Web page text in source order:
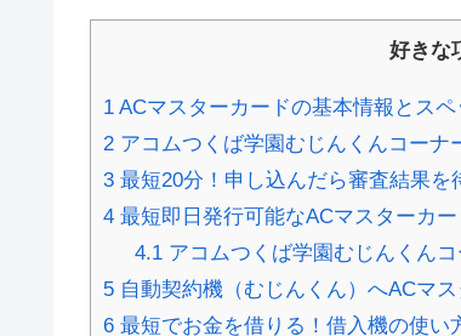
好きな
1 ACマスターカードの基本情報とスペ
2 アコムつくば学園むじんくんコーナ
3 最短20分！申し込んだら審査結果を
4 最短即日発行可能なACマスターカ
4.1アコムつくば学園むじんくん
5 自動契約機（むじんくん）へACマ
6 最短でお金を借りる！借入機の使い